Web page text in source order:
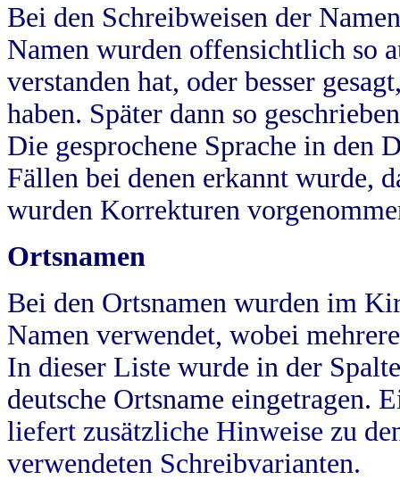
Bei den Schreibweisen der
Namen wurden offensichtlich so
verstanden hat, oder besser
haben. Später dann so
Die gesprochene Sprache in
Fällen bei denen erkannt wurde,
wurden Korrekturen
Ortsnamen
Bei den Ortsnamen wurden im
Namen verwendet, wobei
In dieser Liste wurde in der
deutsche Ortsname eingetragen.
liefert zusätzliche Hinweise zu
verwendeten Schreibvarianten.